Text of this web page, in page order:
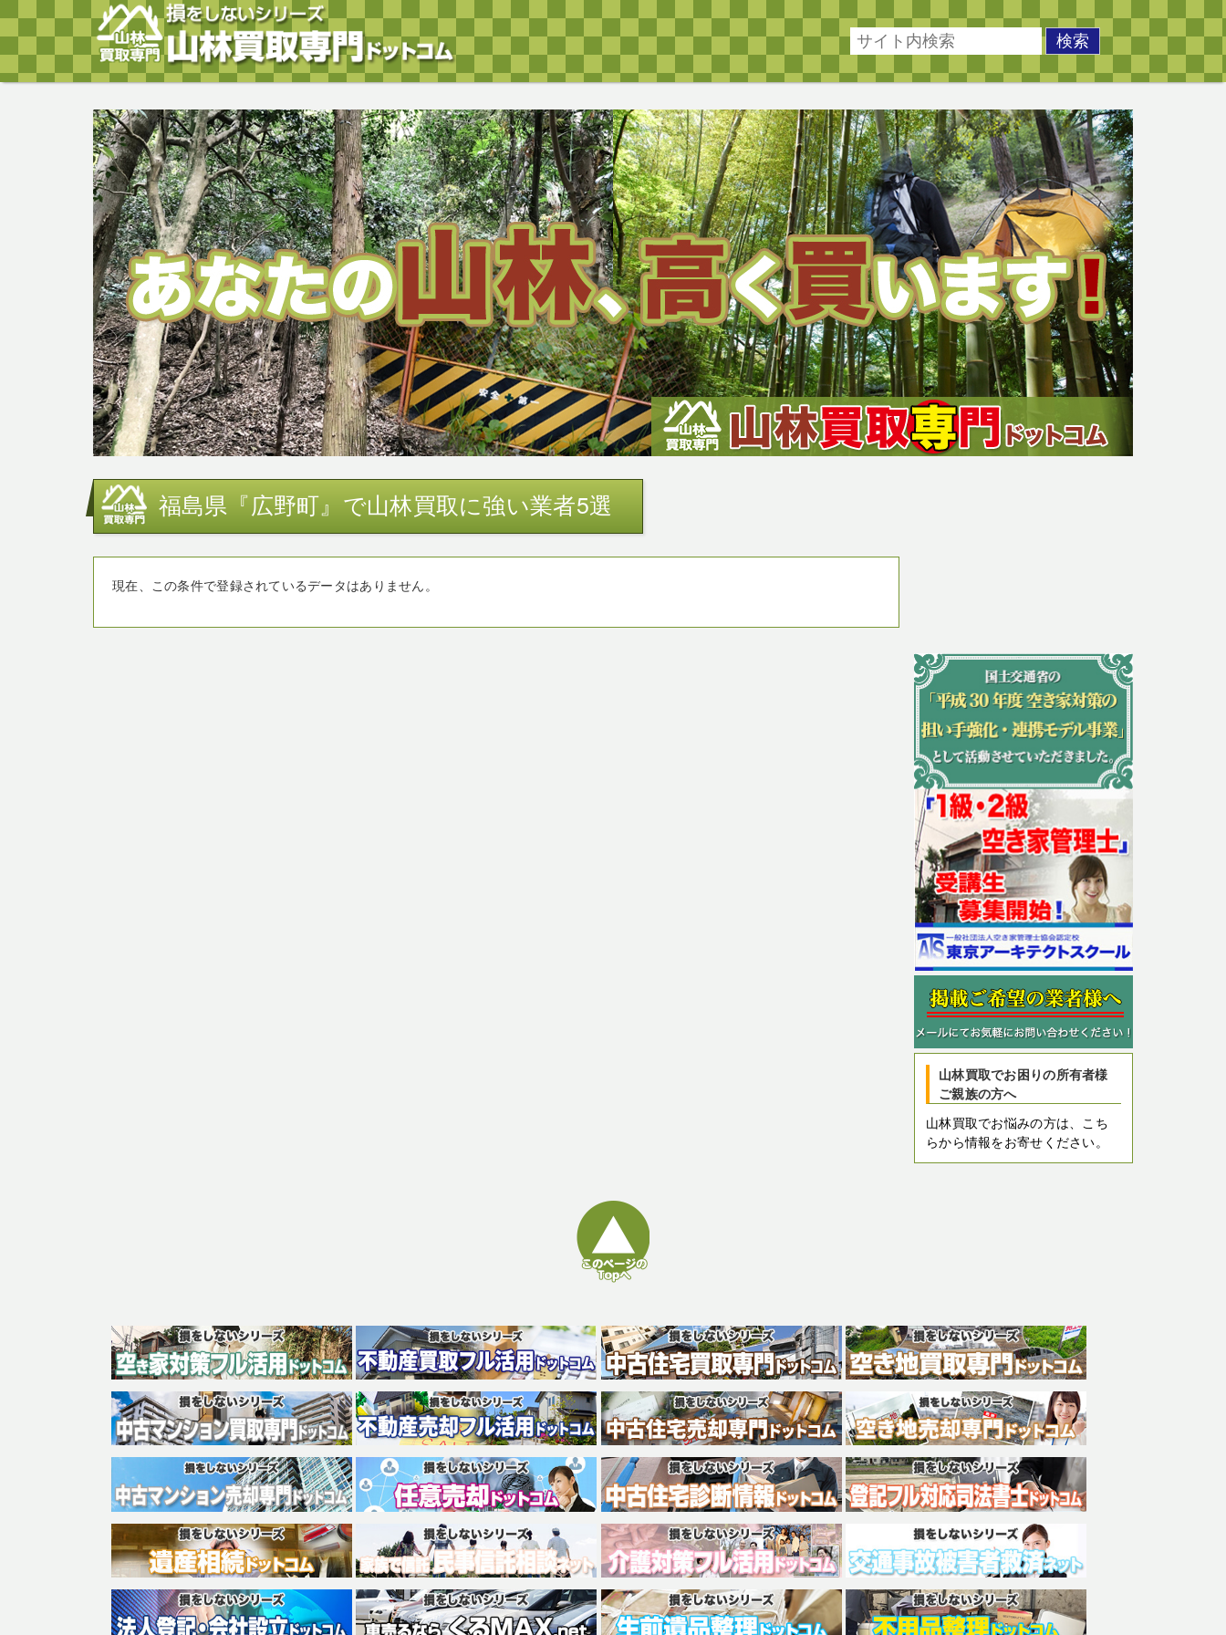
福島県『広野町』で山林買取に強い業者5選
現在、この条件で登録されているデータはありません。
山林買取でお困りの所有者様
ご親族の方へ
山林買取でお悩みの方は、こち
らから情報をお寄せください。